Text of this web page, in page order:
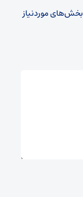
بخش‌های موردنیاز